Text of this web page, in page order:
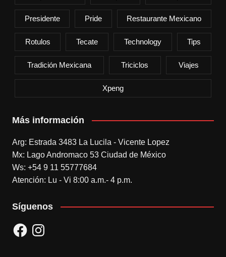
Presidente Pride Restaurante Mexicano
Rotulos Tecate Technology Tips
Tradición Mexicana Triciclos Viajes
Xpeng
Más información
Arg: Estrada 3483 La Lucila - Vicente Lopez
Mx: Lago Andromaco 53 Ciudad de México
Ws: +54 9 11 55777684
Atención: Lu - Vi 8:00 a.m.- 4 p.m.
Síguenos
FacebookInstagram